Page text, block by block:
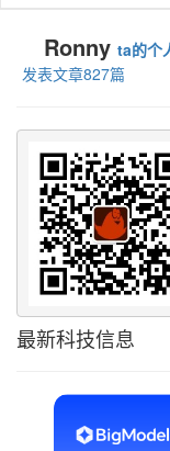
Ronny ta的个
发表文章827篇
最新科技信息